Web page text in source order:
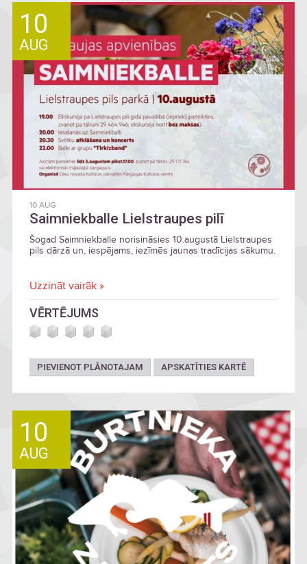
10
AUG
10 AUG
Saimniekballe Lielstraupes pilī
Šogad Saimniekballe norisināsies 10.augustā Lielstraupes
pils dārzā un, iespējams, iezīmēs jaunas tradīcijas sākumu.
Uzzināt vairāk »
VĒRTĒJUMS
PIEVIENOT PLĀNOTAJAM APSKATĪTIES KARTĒ
10
AUG